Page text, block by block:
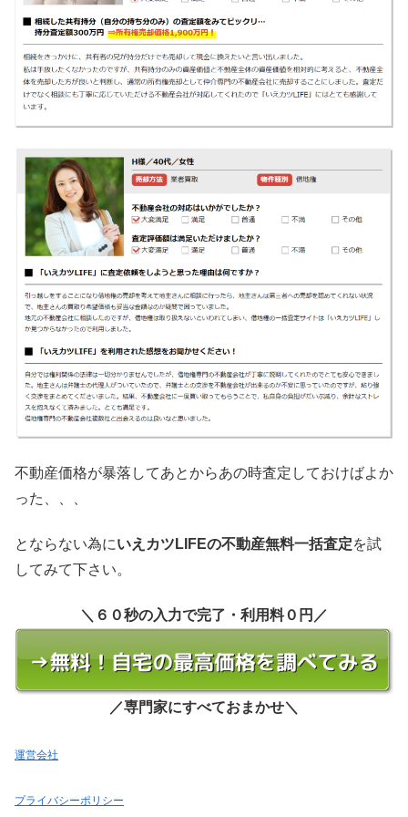
不動産価格が暴落してあとからあの時査定しておけばよか
った、、、
とならない為にいえカツLIFEの不動産無料一括査定を試
してみて下さい。
＼６０秒の入力で完了・利用料０円／
／専門家にすべておまかせ＼
運営会社
プライバシーポリシー